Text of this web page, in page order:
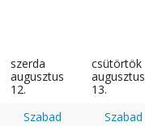
szerda
augusztus
12.
csütörtök
augusztus
13.
Szabad
Szabad